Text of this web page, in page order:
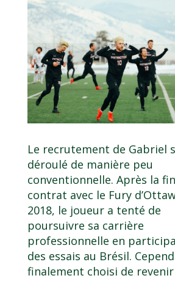
Le recrutement de Gabriel
déroulé de manière peu
conventionnelle. Après la
contrat avec le Fury
2018, le joueur a tenté de
poursuivre sa carrière
professionnelle en
des essais au Brésil.
finalement choisi de revenir